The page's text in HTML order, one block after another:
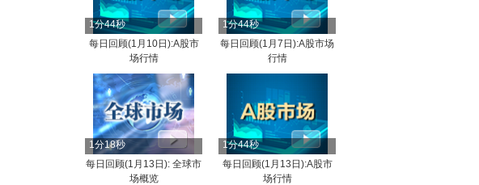
1分44秒
每日回顾(1月10日):A股市
场行情
1分44秒
每日回顾(1月7日):A股市场
行情
1分18秒
每日回顾(1月13日): 全球市
场概览
1分44秒
每日回顾(1月13日):A股市
场行情